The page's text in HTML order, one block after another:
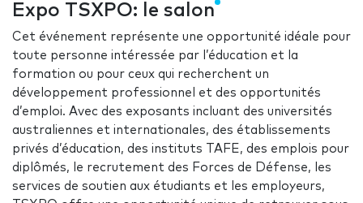
Expo TSXPO: le salon
Cet événement représente une opportunité idéale pour
toute personne intéressée par l’éducation et la
formation ou pour ceux qui recherchent un
développement professionnel et des opportunités
d’emploi. Avec des exposants incluant des universités
australiennes et internationales, des établissements
privés d’éducation, des instituts TAFE, des emplois pour
diplômés, le recrutement des Forces de Défense, les
services de soutien aux étudiants et les employeurs,